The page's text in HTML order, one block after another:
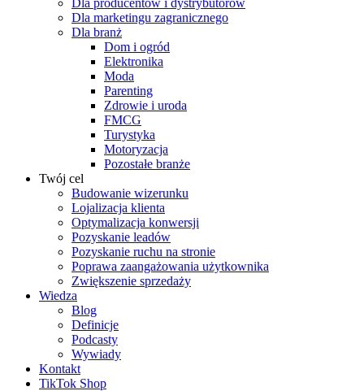
Dla producentów i dystrybutorów
Dla marketingu zagranicznego
Dla branż
Dom i ogród
Elektronika
Moda
Parenting
Zdrowie i uroda
FMCG
Turystyka
Motoryzacja
Pozostałe branże
Twój cel
Budowanie wizerunku
Lojalizacja klienta
Optymalizacja konwersji
Pozyskanie leadów
Pozyskanie ruchu na stronie
Poprawa zaangażowania użytkownika
Zwiększenie sprzedaży
Wiedza
Blog
Definicje
Podcasty
Wywiady
Kontakt
TikTok Shop